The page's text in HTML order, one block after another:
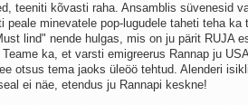
teeniti kõvasti raha. Ansamblis süvenesid
peale minevatele pop-lugudele taheti teha ka
lind" nende hulgas, mis on ju pärit RUJA
ka, et varsti emigreerus Rannap ju
otsus tema jaoks üleöö tehtud. Alenderi
ei näe, etendus ju Rannapi keskne!